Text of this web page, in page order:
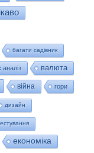
багати садівник
аналіз валюта
війна гори
дизайн
економіка